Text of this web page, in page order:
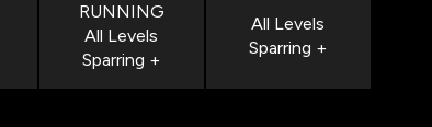
RUNNING
All Levels
Sparring +
All Levels
Sparring +